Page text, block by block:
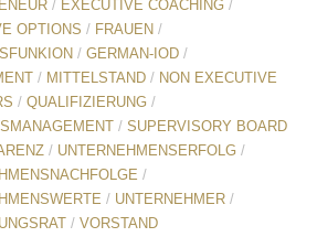
/ EXECUTIVE COACHING /
OPTIONS / FRAUEN /
/ GERMAN-IOD /
/ MITTELSTAND / NON EXECUTIVE
/ QUALIFIZIERUNG /
/ SUPERVISORY BOARD
/ UNTERNEHMENSERFOLG /
/
/ UNTERNEHMER /
/ VORSTAND